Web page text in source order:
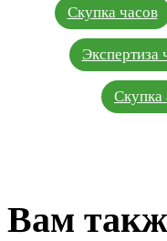
Скупка часов
Экспертиза
Скупка
Вам